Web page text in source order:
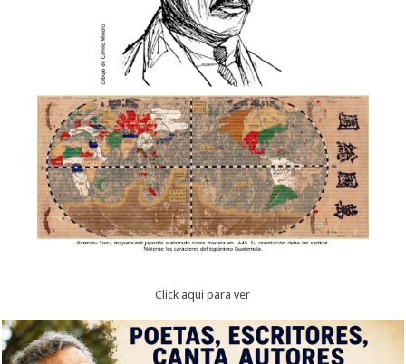
Click aqui para ver